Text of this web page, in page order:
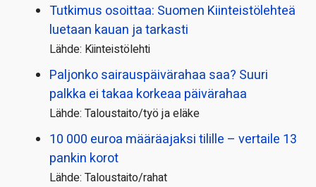
Tutkimus osoittaa: Suomen Kiinteistölehteä
luetaan kauan ja tarkasti
Lähde: Kiinteistölehti
Paljonko sairauspäivä­rahaa saa? Suuri
palkka ei takaa korkeaa päivärahaa
Lähde: Taloustaito/työ ja eläke
10 000 euroa määräajaksi tilille – vertaile 13
pankin korot
Lähde: Taloustaito/rahat